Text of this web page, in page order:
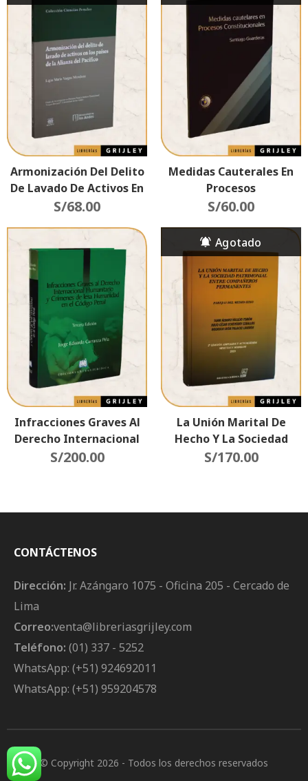
Armonización Del Delito
De Lavado De Activos En
Los Países De La Alianza
S/68.00
Medidas Cauterales En
Procesos
Constitucionales
S/60.00
Infracciones Graves Al
Derecho Internacional
Humanitario Y Crímenes
S/200.00
La Unión Marital De
Hecho Y La Sociedad
Patrimonial Entre
S/170.00
CONTÁCTENOS
Dirección: Jr. Azángaro 1075 - Oficina 205 - Cercado de
Lima
Correo:venta@libreriasgrijley.com
Teléfono: (01) 337 - 5252
WhatsApp: (+51) 924692011
WhatsApp: (+51) 959204578
© Copyright 2026 - Todos los derechos reservados